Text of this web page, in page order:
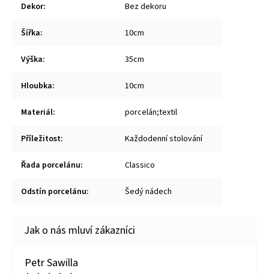
Dekor: Bez dekoru
Šířka: 10cm
Výška: 35cm
Hloubka: 10cm
Materiál: porcelán;textil
Příležitost: Každodenní stolování
Řada porcelánu: Classico
Odstín porcelánu: Šedý nádech
Petr Sawilla